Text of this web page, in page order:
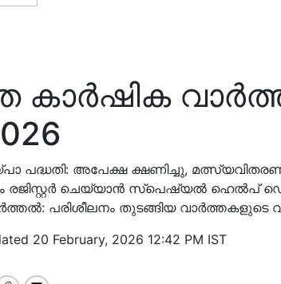
കാർഷിക
പദ്ധതി: അപേക്ഷ ക്ഷണിച്ചു,
രജിസ്റ്റര്‍ ചെയ്യാന്‍ സ്‌പെഷ്യല്‍ ഹെല്‍പ്
പരിശീലനം തുടങ്ങിയ വാർത്തകളുടെ
20 February, 2026 12:42 PM IST